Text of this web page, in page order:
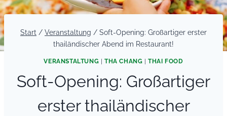
Start / Veranstaltung / Soft-Opening: Großartiger erster
thailändischer Abend im Restaurant!
VERANSTALTUNG |THA CHANG |THAI FOOD
Soft-Opening: Großartiger
erster thailändischer